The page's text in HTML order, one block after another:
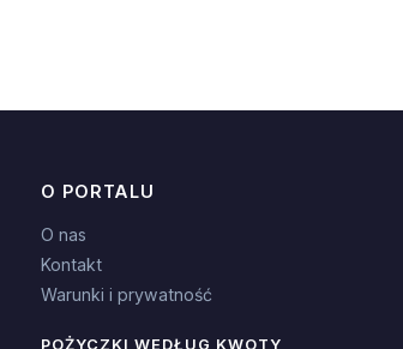
O PORTALU
O nas
Kontakt
Warunki i prywatność
POŻYCZKI WEDŁUG KWOTY